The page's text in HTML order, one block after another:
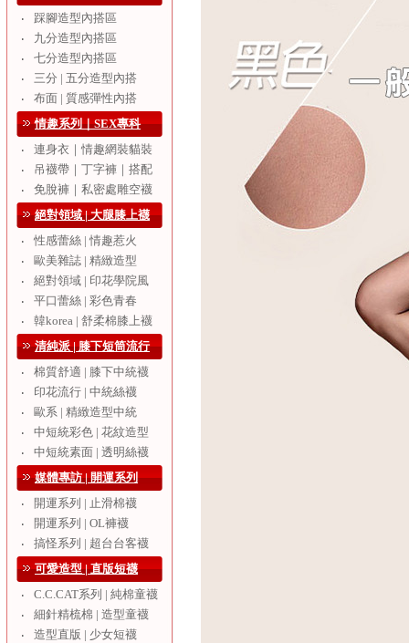
‧
踩腳造型內搭區
‧
九分造型內搭區
‧
七分造型內搭區
‧
三分 | 五分造型內搭
‧
布面 | 質感彈性內搭
情趣系列｜SEX專科
‧
連身衣｜情趣網裝貓裝
‧
吊襪帶｜丁字褲｜搭配
‧
免脫褲｜私密處雕空襪
絕對領域 | 大腿膝上襪
‧
性感蕾絲 | 情趣惹火
‧
歐美雜誌 | 精緻造型
‧
絕對領域 | 印花學院風
‧
平口蕾絲 | 彩色青春
‧
韓korea | 舒柔棉膝上襪
清純派 | 膝下短筒流行
‧
棉質舒適 | 膝下中統襪
‧
印花流行 | 中統絲襪
‧
歐系 | 精緻造型中統
‧
中短統彩色 | 花紋造型
‧
中短統素面 | 透明絲襪
媒體專訪 | 開運系列
‧
開運系列 | 止滑棉襪
‧
開運系列 | OL褲襪
‧
搞怪系列 | 超台台客襪
可愛造型 | 直版短襪
‧
C.C.CAT系列 | 純棉童襪
‧
細針精梳棉 | 造型童襪
‧
造型直版 | 少女短襪